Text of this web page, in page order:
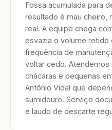
Fossa acumulada para
resultado é mau cheiro,
real. A equipe chega
esvazia o volume retido
frequência de
voltar cedo. Atendemos
chácaras e pequenas
Antônio Vidal que
sumidouro. Serviço
e laudo de descarte